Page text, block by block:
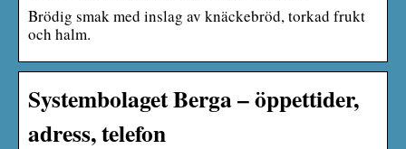
Brödig smak med inslag av knäckebröd, torkad frukt
och halm.
Systembolaget Berga – öppettider,
adress, telefon